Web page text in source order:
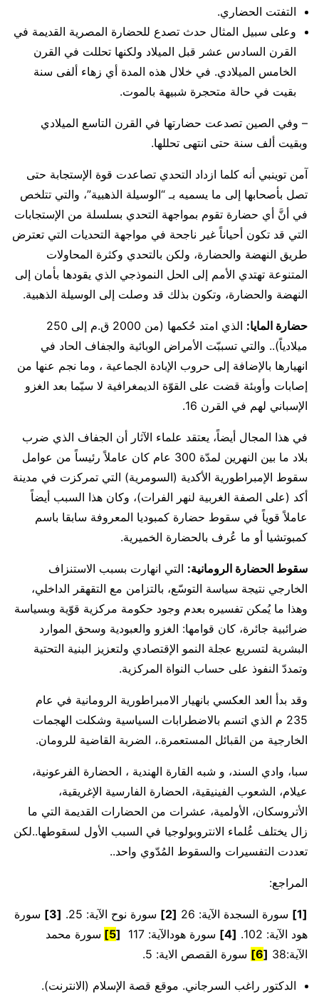
التفتت الحضاري.
وعلى سبيل المثال حدث تصدع للحضارة المصرية القديمة في
القرن السادس عشر قبل الميلاد ولكنها تحللت في القرن
الخامس الميلادي. في خلال هذه المدة أي زهاء ألفى سنة
بقيت في حالة متحجرة شبيهة بالموت.
– وفي الصين تصدعت حضارتها في القرن التاسع الميلادي
وبقيت ألف سنة حتى انتهى تحللها.
آمن توينبي أنه كلما ازداد التحدي تصاعدت قوة الإستجابة حتى
تصل بأصحابها إلى ما يسميه بـ “الوسيلة الذهبية”، والتي تتلخص
في أنَّ أي حضارة تقوم بمواجهة التحدي بسلسلة من الإستجابات
التي قد تكون أحياناً غير ناجحة في مواجهة التحديات التي تعترض
طريق النهضة والحضارة، ولكن بالتحدي وكثرة المحاولات
المتنوعة تهتدي الأمم إلى الحل النموذجي الذي يقودها بأمان إلى
النهضة والحضارة، وتكون بذلك قد وصلت إلى الوسيلة الذهبية.
حضارة المايا:
الذي امتد حُكمها (من 2000 ق.م إلى 250
ميلادياً).. والتي تسببّت الأمراض الوبائية والجفاف الحاد في
انهيارها بالإضافة إلى حروب الإبادة الجماعية ، وما نجم عنها من
إصابات وأوبئة قضت على القوّة الديمغرافية لا سيّما بعد الغزو
الإسباني لهم في القرن 16.
في هذا المجال أيضاً، يعتقد علماء الآثار أن الجفاف الذي ضرب
بلاد ما بين النهرين لمدّة 300 عام كان عاملاً رئيساً من عوامل
سقوط الإمبراطورية الأكدية (السومرية) التي تمركزت في مدينة
أكد (على الصفة الغربية لنهر الفرات)، وكان هذا السبب أيضاً
عاملاً قوياً في سقوط حضارة كمبوديا المعروفة سابقا باسم
كمبوتشيا أو ما عُرف بالحضارة الخميرية.
سقوط الحضارة الرومانية: التي انهارت بسبب الاستنزاف
الخارجي نتيجة سياسة التوسّع، بالتزامن مع التقهقر الداخلي،
وهذا ما يُمكن تفسيره بعدم وجود حكومة مركزية قوّية وبسياسة
ضرائبية جائرة، كان قوامها: الغزو والعبودية وسحق الموارد
البشرية لتسريع عجلة النمو الإقتصادي ولتعزيز البنية التحتية
وتمددّ النفوذ على حساب النواة المركزية.
وقد بدأ العد العكسي بانهيار الامبراطورية الرومانية في عام
235 م الذي اتسم بالاضطرابات السياسية وشكلت الهجمات
الخارجية من القبائل المستعمرة.، الضربة القاضية للرومان.
سبا، وادي السند، و شبه القارة الهندية ، الحضارة الفرعونية،
عيلام، الشعوب الفينيقية، الحضارة الفارسية الإغريقية،
الأتروسكان، الأولمية، عشرات من الحضارات القديمة التي ما
زال يختلف عُلماء الانتروبولوجيا في السبب الأول لسقوطها..لكن
تعددت التفسيرات والسقوط المُدّوي واحد..
المراجع:
[1] سورة السجدة الآية: 26 [
2
] سورة نوح الآية: 25. [
3
] سورة
هود الآية: 102.
[
4
] سورة هودالآية: 117 [
5
] سورة محمد
الآية:38
[
6
] سورة القصص الاية: 5.
الدكتور راغب السرجاني. موقع قصة الإسلام (الانترنت).